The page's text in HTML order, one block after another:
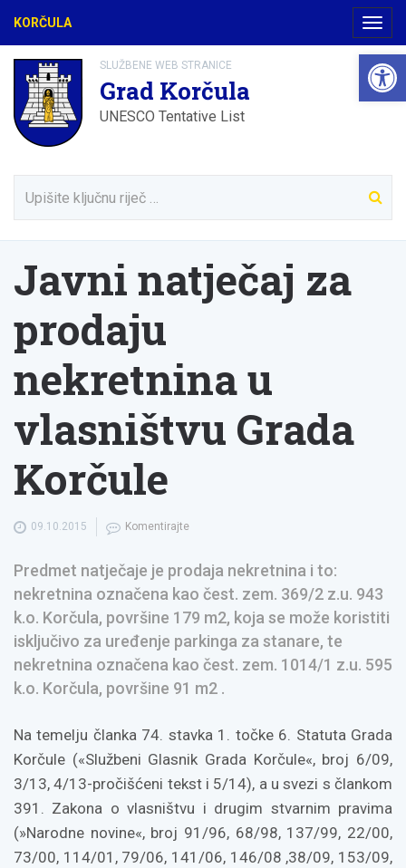
KORČULA
SLUŽBENE WEB STRANICE
Grad Korčula
UNESCO Tentative List
Javni natječaj za
prodaju
nekretnina u
vlasništvu Grada
Korčule
09.10.2015 Komentirajte
Predmet natječaje je prodaja nekretnina i to:
nekretnina označena kao čest. zem. 369/2 z.u. 943
k.o. Korčula, površine 179 m2, koja se može koristiti
isključivo za uređenje parkinga za stanare, te
nekretnina označena kao čest. zem. 1014/1 z.u. 595
k.o. Korčula, površine 91 m2 .
Na temelju članka 74. stavka 1. točke 6. Statuta Grada
Korčule («Službeni Glasnik Grada Korčule«, broj 6/09,
3/13, 4/13-pročišćeni tekst i 5/14), a u svezi s člankom
391. Zakona o vlasništvu i drugim stvarnim pravima
(»Narodne novine«, broj 91/96, 68/98, 137/99, 22/00,
73/00, 114/01, 79/06, 141/06, 146/08 ,38/09, 153/09,